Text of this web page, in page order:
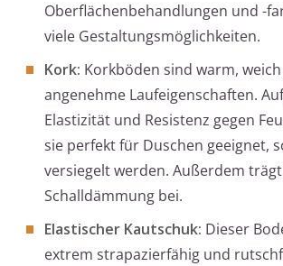
Oberflächenbehandlungen und -
viele Gestaltungsmöglichkeiten.
Kork: Korkböden sind warm,
angenehme Laufeigenschaften.
Elastizität und Resistenz gegen
sie perfekt für Duschen geeignet,
versiegelt werden. Außerdem
Schalldämmung bei.
Elastischer Kautschuk: Dieser
extrem strapazierfähig und